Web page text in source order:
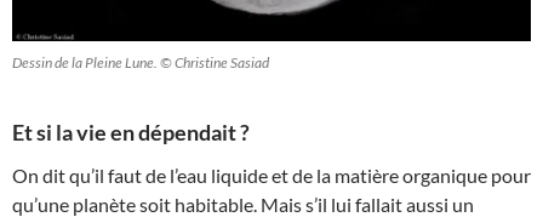
Dessin de la Pleine Lune. © Christine Sasiad
Et si la vie en dépendait ?
On dit qu’il faut de l’eau liquide et de la matière organique pour
qu’une planète soit habitable. Mais s’il lui fallait aussi un